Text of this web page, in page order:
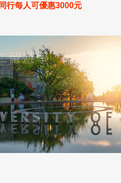
行每人可優惠3000元